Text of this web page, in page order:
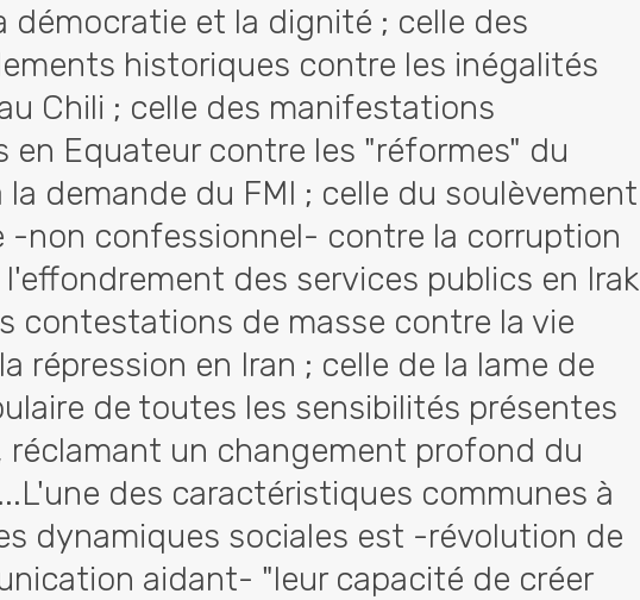
démocratie et la dignité ; celle des
historiques contre les inégalités
Chili ; celle des manifestations
en Equateur contre les "réformes" du
la demande du FMI ; celle du soulèvement
-non confessionnel- contre la corruption
des services publics en Irak
contestations de masse contre la vie
répression en Iran ; celle de la lame de
de toutes les sensibilités présentes
réclamant un changement profond du
des caractéristiques communes à
dynamiques sociales est -révolution de
aidant- "leur capacité de créer